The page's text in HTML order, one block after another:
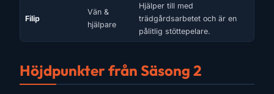
Filip
Vän &
hjälpare
Hjälper till med
trädgårdsarbetet och är en
pålitlig stöttepelare.
Höjdpunkter från Säsong 2